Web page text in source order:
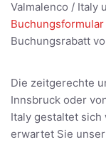
Valmalenco / Italy
Buchungsformular
Buchungsrabatt
Die zeitgerechte
Innsbruck oder
Italy gestaltet sich
erwartet Sie